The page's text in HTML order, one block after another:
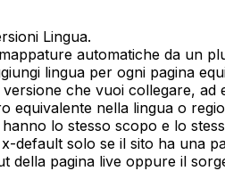
Lingua.
mappature automatiche da un
lingua per ogni pagina
che vuoi collegare, ad
equivalente nella lingua o
lo stesso scopo e lo
default solo se il sito ha una
della pagina live oppure il